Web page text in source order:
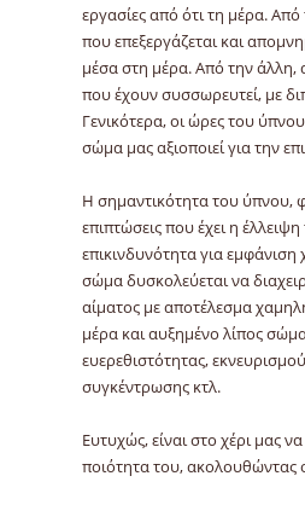
εργασίες από ότι τη μέρα. Από
που επεξεργάζεται και
μέσα στη μέρα. Από την άλλη,
που έχουν συσσωρευτεί, με
Γενικότερα, οι ώρες του
σώμα μας αξιοποιεί για την
Η σημαντικότητα του ύπνου,
επιπτώσεις που έχει η
επικινδυνότητα για
σώμα δυσκολεύεται να
αίματος με αποτέλεσμα
μέρα και αυξημένο λίπος
ευερεθιστότητας,
συγκέντρωσης κτλ.
Ευτυχώς, είναι στο χέρι μας
ποιότητα του, ακολουθώντας